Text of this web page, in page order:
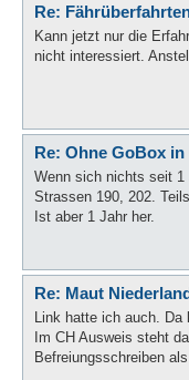
Re:
Kann jetzt nur die
nicht interessiert.
Re: Ohne GoBox
Wenn sich nichts seit 1
Strassen 190, 202.
Ist aber 1 Jahr her.
Re: Maut
Link hatte ich auch. Da
Im CH Ausweis steht
Befreiungsschreiben